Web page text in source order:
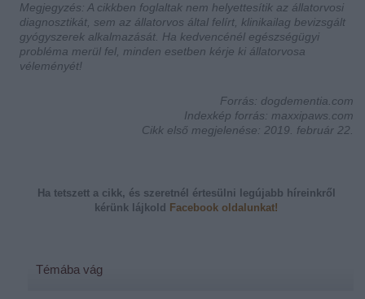
Megjegyzés: A cikkben foglaltak nem helyettesítik az állatorvosi
diagnosztikát, sem az állatorvos által felírt, klinikailag bevizsgált
gyógyszerek alkalmazását. Ha kedvencénél egészségügyi
probléma merül fel, minden esetben kérje ki állatorvosa
véleményét!
Forrás: dogdementia.com
Indexkép forrás: maxxipaws.com
Cikk első megjelenése: 2019. február 22.
Ha tetszett a cikk, és szeretnél értesülni legújabb híreinkről
kérünk lájkold Facebook oldalunkat!
Témába vág